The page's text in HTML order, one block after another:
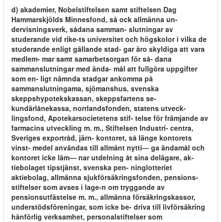
d) akademier, Nobelstiftelsen samt stiftelsen Dag
Hammarskjölds Minnesfond, så ock allmänna un-
dervisningsverk, sådana samman- slutningar av
studerande vid rike-ts universitet och högskolor i vilka de
studerande enligt gällande stad- gar äro skyldiga att vara
medlem- mar samt samarbetsorgan för så- dana
sammanslutningar med ända- mål att fullgöra uppgifter
som en- ligt nämnda stadgar ankomma på
sammanslutningama, sjömanshus, svenska
skeppshypotekskassan, skeppsfartens se-
kundärlånekassa, norrlandsfonden, statens utveck-
lingsfond, Apotekarsocietetens stif- telse för främjande av
farmacins utveckling m. m., Stiftelsen Industri- centra,
Sveriges exportråd, järn- kontoret, så länge kontorets
vinst- medel användas till allmänt nytti— ga ändamål och
kontoret icke läm— nar utdelning åt sina delägare, ak-
tiebolaget tipstjänst, svenska pen- ninglotteriet
aktiebolag, allmänna sjukförsäkringsfonden, pensions-
stiftelser som avses i lage-n om tryggande av
pensionsutfästelse m. m., allmänna försäkringskassor,
understödsföreningar, som icke be- driva till livförsäkring
hänförlig verksamhet, personalstiftelser som